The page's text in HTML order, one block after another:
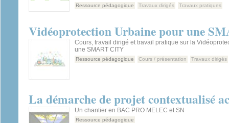
Ressource pédagogique Travaux dirigés Travaux pratiques
Vidéoprotection Urbaine pour une
Cours, travail dirigé et travail pratique sur la
une SMART CITY
Ressource pédagogique Cours / présentation Travaux dirigés
La démarche de projet contextualisé
Un chantier en BAC PRO MELEC et SN
Ressource pédagogique